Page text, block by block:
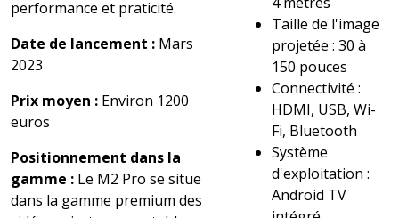
performance et praticité.
Date de lancement : Mars
2023
Prix moyen : Environ 1200
euros
Positionnement dans la
gamme : Le M2 Pro se situe
dans la gamme premium des
Taille de l'image
projetée : 30 à
150 pouces
Connectivité :
HDMI, USB, Wi-
Fi, Bluetooth
Système
d'exploitation :
Android TV